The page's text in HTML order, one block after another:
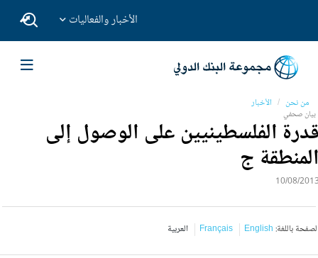
الأخبار والفعاليات
من نحن الأخبار
بيان صحفي
الفلسطينيين على الوصول إلى
ج
10/08/
باللغة:English
Français العربية